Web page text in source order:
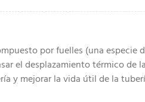
por fuelles (una
el desplazamiento térmico de
y mejorar la vida útil de la